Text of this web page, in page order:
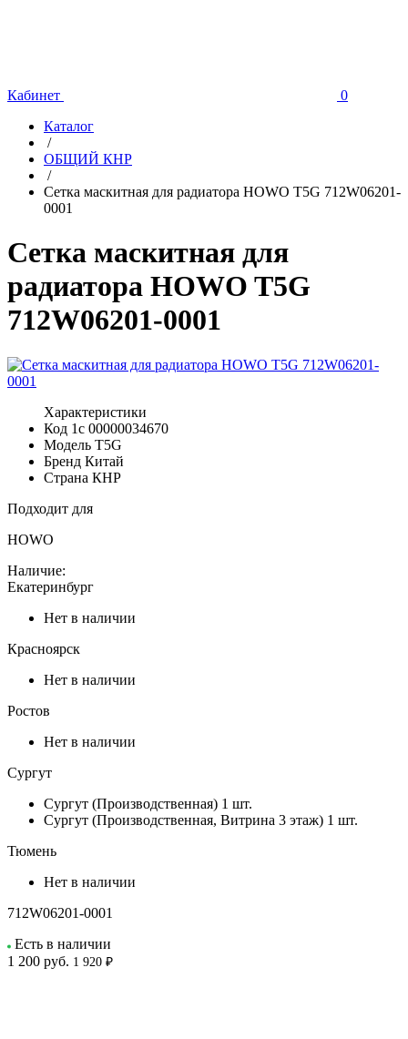
Кабинет
0
Каталог
/
ОБЩИЙ КНР
/
Сетка маскитная для радиатора HOWO T5G 712W06201-
0001
Сетка маскитная для
радиатора HOWO T5G
712W06201-0001
Характеристики
Код 1с 00000034670
Модель T5G
Бренд Китай
Страна КНР
Подходит для
HOWO
Наличие:
Екатеринбург
Нет в наличии
Красноярск
Нет в наличии
Ростов
Нет в наличии
Сургут
Сургут (Производственная) 1 шт.
Сургут (Производственная, Витрина 3 этаж) 1 шт.
Тюмень
Нет в наличии
712W06201-0001
Есть в наличии
1 200 руб. 1 920 ₽